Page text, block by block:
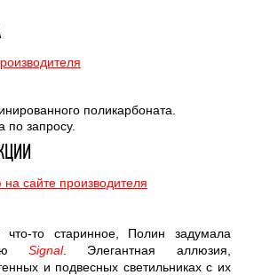
поликарбоната.
по запросу.
сайте производителя
то старинное, Полин задумала
Signal.
Элегантная аллюзия,
и подвесных светильниках с их